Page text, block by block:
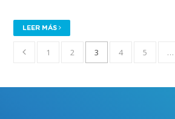
LEER MÁS
1 2 3 4 5 …